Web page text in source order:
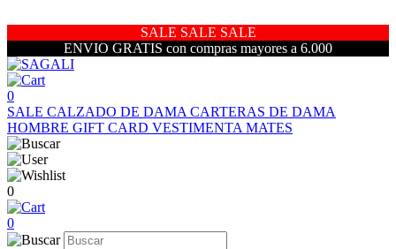
SALE SALE SALE
ENVIO GRATIS con compras mayores a 6.000
0
SALE CALZADO DE DAMA CARTERAS DE DAMA
HOMBRE GIFT CARD VESTIMENTA MATES
0
0